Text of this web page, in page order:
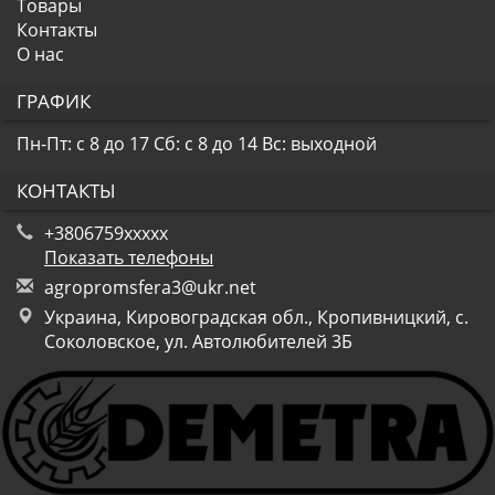
Товары
Контакты
О нас
ГРАФИК
Пн-Пт: с 8 до 17 Сб: с 8 до 14 Вс: выходной
КОНТАКТЫ
+3806759xxxxx
Показать телефоны
agropromsfera3@ukr.net
Украина, Кировоградская обл., Кропивницкий, с.
Соколовское, ул. Автолюбителей 3Б